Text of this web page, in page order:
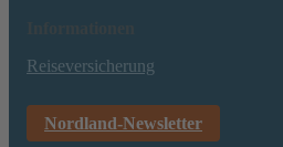
Reiseversicherung
Nordland-Newsletter